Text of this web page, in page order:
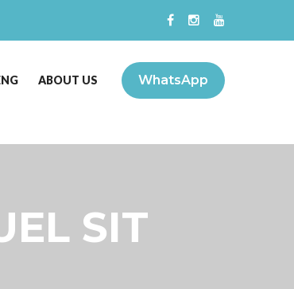
WhatsApp
ABOUT US
SIT